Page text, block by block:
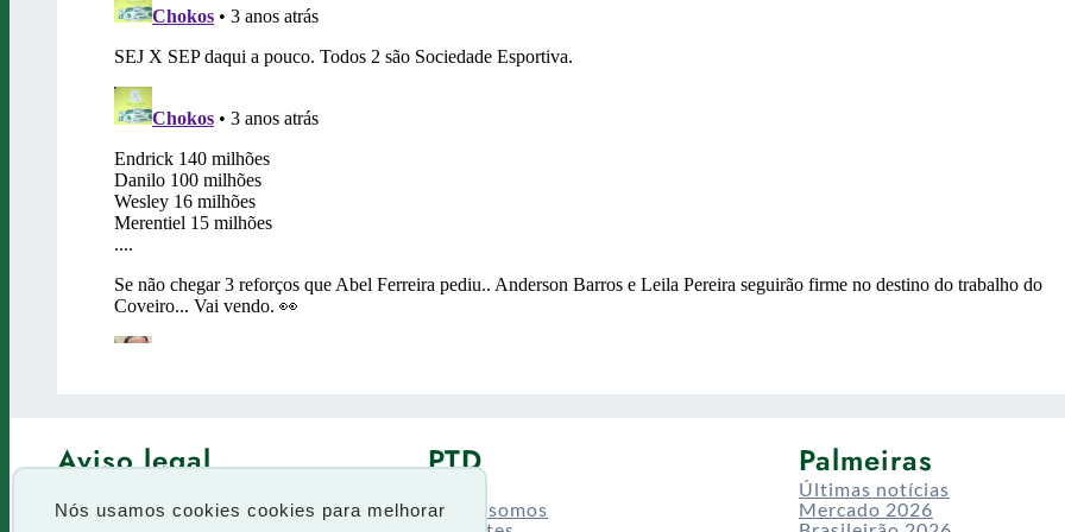
Nós usamos cookies cookies para melhorar
Aviso legal
Termos de uso
PTD
Quem somos
Palmeiras
Últimas notícias
Mercado 2026